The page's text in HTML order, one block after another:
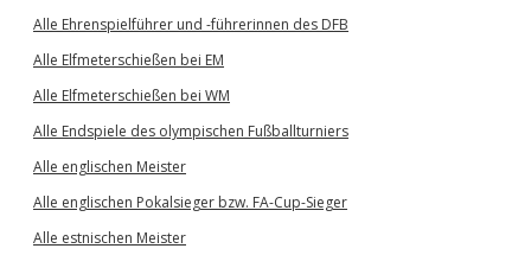
Alle Ehrenspielführer und -führerinnen des DFB
Alle Elfmeterschießen bei EM
Alle Elfmeterschießen bei WM
Alle Endspiele des olympischen Fußballturniers
Alle englischen Meister
Alle englischen Pokalsieger bzw. FA-Cup-Sieger
Alle estnischen Meister